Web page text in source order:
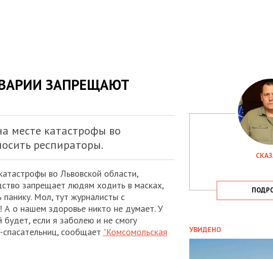
ЗАПРЕЩАЮТ
месте катастрофы во
респираторы.
во Львовской области,
запрещает людям ходить в масках,
панику. Мол, тут журналисты с
А о нашем здоровье никто не думает. У
если я заболею и не смогу
сообщает "Комсомольская
УВИДЕНО
ЗАТРИМАЛА